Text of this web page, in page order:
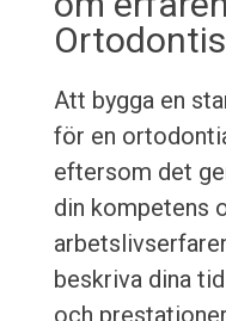
Att bygga en
för en
eftersom det
din kompetens
beskriva dina
och